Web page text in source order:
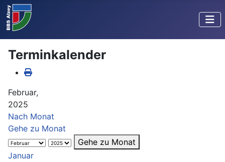
Terminkalender
Februar,
2025
Nach Monat
Gehe zu Monat
Gehe zu Monat
Januar